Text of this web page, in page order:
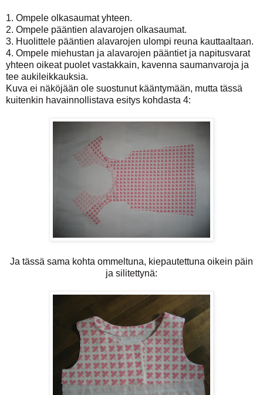
1. Ompele olkasaumat yhteen.
2. Ompele pääntien alavarojen olkasaumat.
3. Huolittele pääntien alavarojen ulompi reuna kauttaaltaan.
4. Ompele miehustan ja alavarojen pääntiet ja napitusvarat
yhteen oikeat puolet vastakkain, kavenna saumanvaroja ja
tee aukileikkauksia.
Kuva ei näköjään ole suostunut kääntymään, mutta tässä
kuitenkin havainnollistava esitys kohdasta 4:
Ja tässä sama kohta ommeltuna, kiepautettuna oikein päin
ja silitettynä: